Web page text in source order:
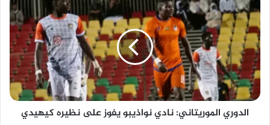
الدوري الموريتاني: نادي نواذيبو يفوز على نظيره كيهيدي